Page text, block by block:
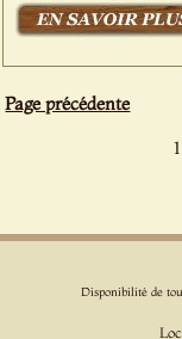
Page précédente
1
Disponibilité de